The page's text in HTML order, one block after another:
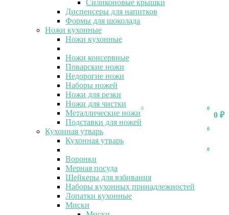
0
0 ₽
0
0
0
Силиконовые крышки
Диспенсеры для напитков
Формы для шоколада
Ножи кухонные
Ножи кухонные
Ножи консервные
Поварские ножи
Недорогие ножи
Наборы ножей
Ножи для резки
Ножи для чистки
Металлические ножи
Подставки для ножей
Кухонная утварь
Кухонная утварь
Воронки
Мерная посуда
Шейкеры для взбивания
Наборы кухонных принадлежностей
Лопатки кухонные
Миски